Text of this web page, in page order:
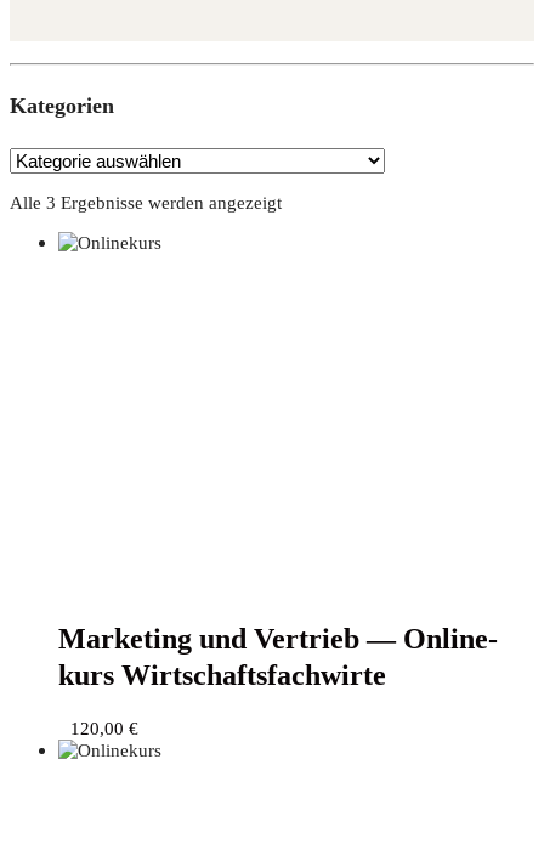
Kate­go­rien
Alle 3 Ergebnisse werden angezeigt
Mar­ke­ting und Ver­trieb — Online­
kurs Wirtschaftsfachwirte
120,00 €